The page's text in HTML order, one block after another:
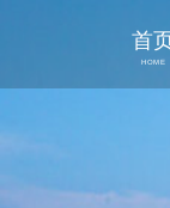
首
HOME